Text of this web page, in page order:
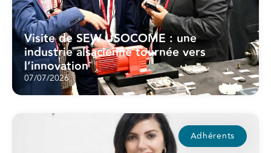
Visite de SEW USOCOME : une
industrie alsacienne tournée vers
l’innovation
07/07/2026
Adhérents